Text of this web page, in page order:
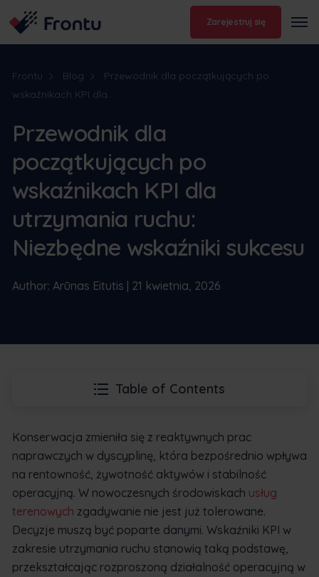
Zarejestruj się
Frontu Blog
Przewodnik dla początkujących po
wskaźnikach KPI dla...
Przewodnik dla
początkujących po
wskaźnikach KPI dla
utrzymania ruchu:
Niezbędne wskaźniki sukcesu
Author: Arūnas Eitutis | 21 kwietnia, 2026
Table of Contents
Konserwacja zmieniła się z reaktywnych prac
naprawczych w dyscyplinę, która bezpośrednio wpływa
na rentowność, żywotność aktywów i stabilność
operacyjną. W nowoczesnych środowiskach usług
terenowych zgadywanie nie jest już tolerowane.
Decyzje muszą być poparte danymi. Wskaźniki KPI w
zakresie utrzymania ruchu stanowią taką podstawę,
przekształcając rozproszoną działalność operacyjną w